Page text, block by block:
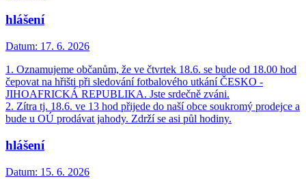
hlášení
Datum: 17. 6. 2026
1. Oznamujeme občanům, že ve čtvrtek 18.6. se bude od 18.00 hod
čepovat na hřišti při sledování fotbalového utkání ČESKO -
JIHOAFRICKÁ REPUBLIKA. Jste srdečně zváni.
2. Zítra tj. 18.6. ve 13 hod přijede do naší obce soukromý prodejce a
bude u OÚ prodávat jahody. Zdrží se asi půl hodiny.
hlášení
Datum: 15. 6. 2026